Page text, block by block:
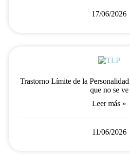
17/06/2026
Trastorno Límite de la
que no se ve
Leer más »
11/06/2026